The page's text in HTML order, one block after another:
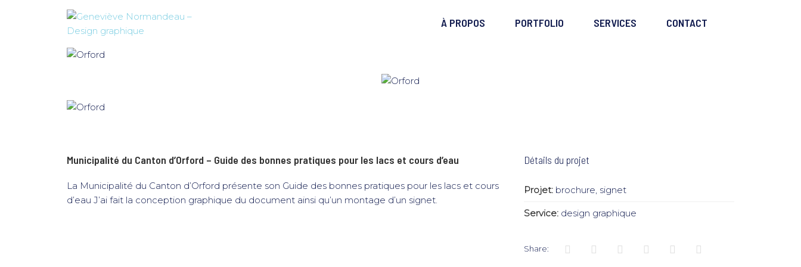
À PROPOS PORTFOLIO SERVICES CONTACT
Municipalité du Canton d’Orford – Guide des bonnes pratiques pour les lacs et cours d’eau
La Municipalité du Canton d’Orford présente son Guide des bonnes pratiques pour les lacs et cours
d’eau J’ai fait la conception graphique du document ainsi qu’un montage d’un signet.
Détails du projet
Projet:brochure, signet
Service: design graphique
Share: